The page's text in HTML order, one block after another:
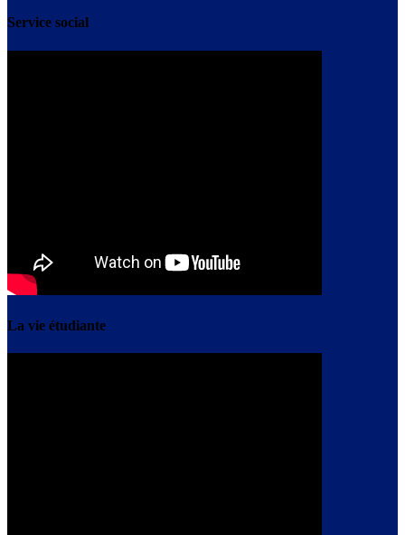
Service social
La vie étudiante